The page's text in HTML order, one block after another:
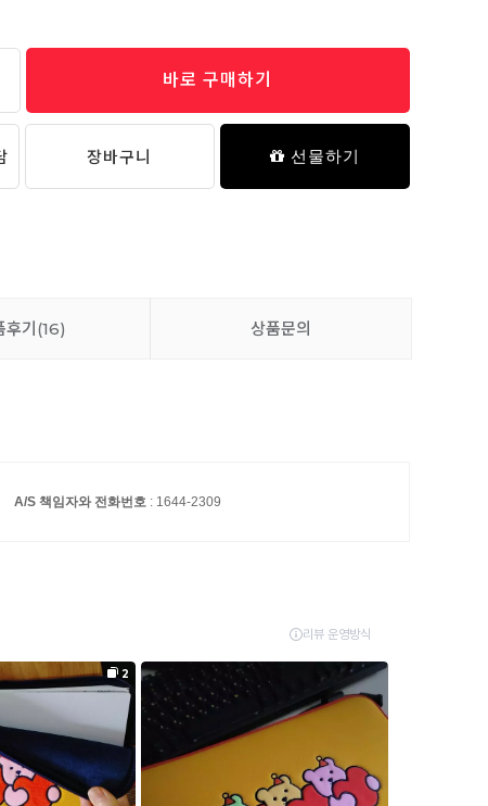
바로 구매하기
장바구니 선물하기
후기(16) 상품문의
A/S 책임자와 전화번호 : 1644-2309